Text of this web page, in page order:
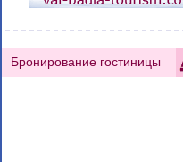
Бронирование гостиницы